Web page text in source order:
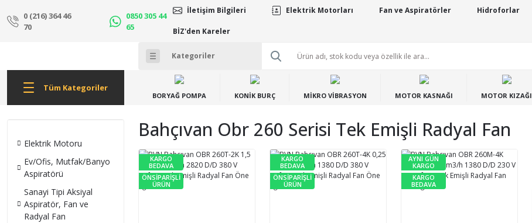
0 (216) 364 46
70
0850 305 44
65
İletişim Bilgileri Elektrik Motorları Fan ve Aspiratörler Hidroforlar
BİZ'den Kareler
Tüm Kategoriler
BORYAĞ POMPA KONİK BURÇ MİKRO VİBRASYON MOTOR KASNAĞI MOTOR KIZAĞI
Elektrik Motoru
Ev/Ofis, Mutfak/Banyo
Aspiratörü
Sanayi Tipi Aksiyal
Aspiratör, Fan ve
Radyal Fan
Bahçıvan Obr 260 Serisi Tek Emişli Radyal Fan
KARGO
BEDAVA
ÖNSİPARİŞLİ
ÜRÜN
KARGO
BEDAVA
ÖNSİPARİŞLİ
ÜRÜN
AYNI GÜN
KARGO
KARGO
BEDAVA